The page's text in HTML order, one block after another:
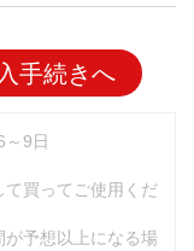
手続きへ
～9日
買ってご使用くだ
予想以上になる場